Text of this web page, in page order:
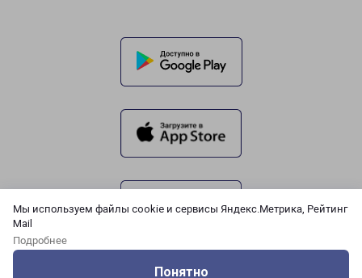
Мы используем файлы cookie и сервисы Яндекс.Метрика, Рейтинг
Mail
Подробнее
Понятно